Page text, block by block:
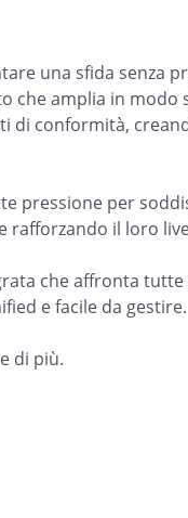
una sfida senza
che amplia in
di conformità,
pressione per
rafforzando il loro
che affronta
e facile da gestire.
di più.